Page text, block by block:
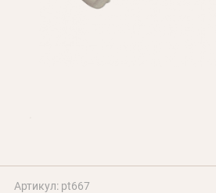
Артикул: pt667